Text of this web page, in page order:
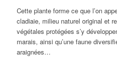
Cette plante forme ce que l’on
cladiaie, milieu naturel original et
végétales protégées s’y
marais, ainsi qu’une faune
araignées…